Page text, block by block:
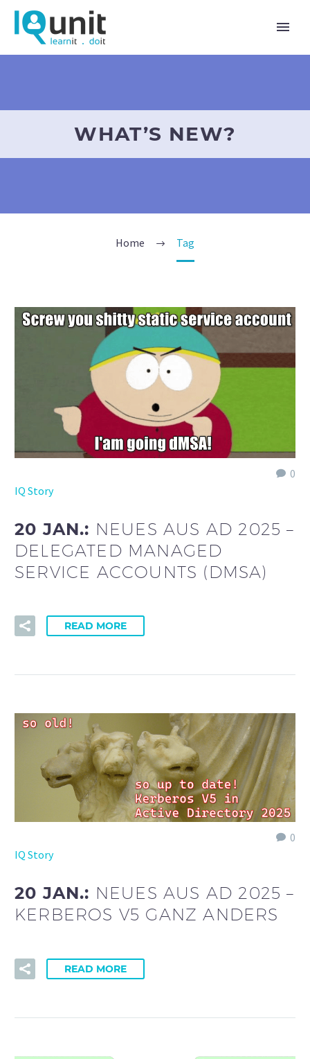
WHAT’S NEW?
Home Tag
0
IQ Story
20 JAN.: NEUES AUS AD 2025 –
DELEGATED MANAGED
SERVICE ACCOUNTS (DMSA)
READ MORE
0
IQ Story
20 JAN.: NEUES AUS AD 2025 –
KERBEROS V5 GANZ ANDERS
READ MORE